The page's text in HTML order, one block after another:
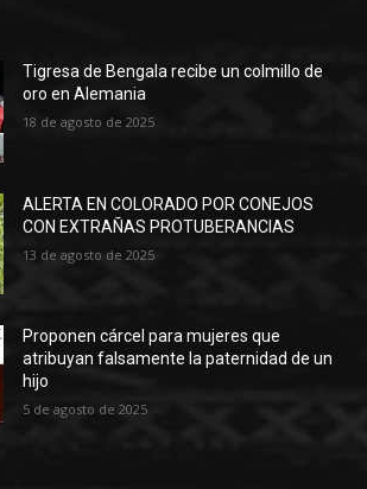
Tigresa de Bengala recibe un colmillo de
oro en Alemania
18 de agosto de 2025
ALERTA EN COLORADO POR CONEJOS
CON EXTRAÑAS PROTUBERANCIAS
13 de agosto de 2025
Proponen cárcel para mujeres que
atribuyan falsamente la paternidad de un
hijo
5 de agosto de 2025